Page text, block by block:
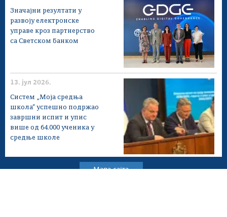
Значајни резултати у
развоју електронске
управе кроз партнерство
са Светском банком
13. јул 2026.
Систем „Моја средња
школа“ успешно подржао
завршни испит и упис
више од 64.000 ученика у
средње школе
Мапа сајта